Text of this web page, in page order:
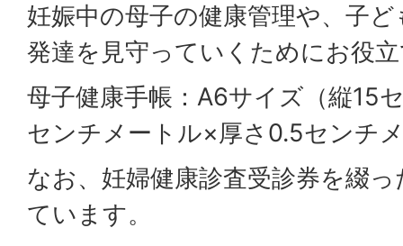
妊娠中の母子の健康管理や、子
発達を見守っていくためにお役
母子健康手帳：A6サイズ（縦15
センチメートル×厚さ0.5センチ
なお、妊婦健康診査受診券を綴
ています。